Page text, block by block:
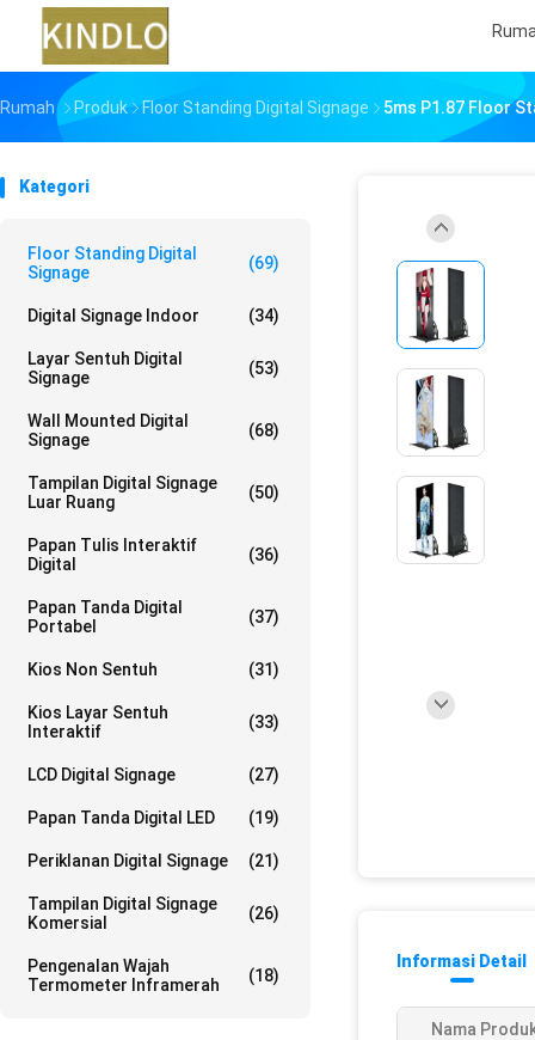
Rumah Produk Floor Standing Digital Signage 5ms P1.87 Floor
Kategori
Floor Standing Digital
Signage
(69)
Digital Signage Indoor (34)
Layar Sentuh Digital
Signage
(53)
Wall Mounted Digital
Signage
(68)
Tampilan Digital Signage
Luar Ruang
(50)
Papan Tulis Interaktif
Digital
(36)
Papan Tanda Digital
Portabel
(37)
Kios Non Sentuh (31)
Kios Layar Sentuh
Interaktif
(33)
LCD Digital Signage (27)
Papan Tanda Digital LED (19)
Periklanan Digital Signage (21)
Tampilan Digital Signage
Komersial
(26)
Pengenalan Wajah
Termometer Inframerah
(18)
Informasi Detail
Nama